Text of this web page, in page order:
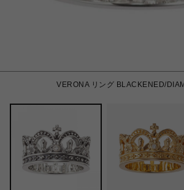
VERONA リング BLACKENED/